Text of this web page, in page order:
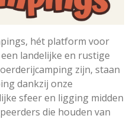
hét platform voor
landelijke en rustige
zijn, staan
dankzij onze
sfeer en ligging midden
die houden van